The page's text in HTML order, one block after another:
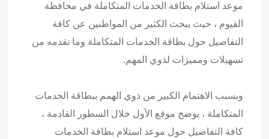
موعد استلام بطاقة الخدمات المتكاملة في محافظة
الفيوم ، حيث يبحث الكثير من المواطنين عن كافة
التفاصيل حول بطاقة الخدمات المتكاملة وما تقدمه من
تسهيلات ومميزات لذوي المهم.
وبسبب الاهتمام الكبير من ذوي الهمم ببطاقة الخدمات
المتكاملة ، يوضح موقع الأول خلال السطور القادمة ،
كافة التفاصيل حول موعد استلام بطاقة الخدمات